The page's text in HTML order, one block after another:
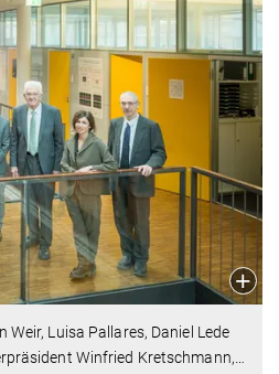
Luisa Pallares, Daniel Lede
Winfried Kretschmann,…